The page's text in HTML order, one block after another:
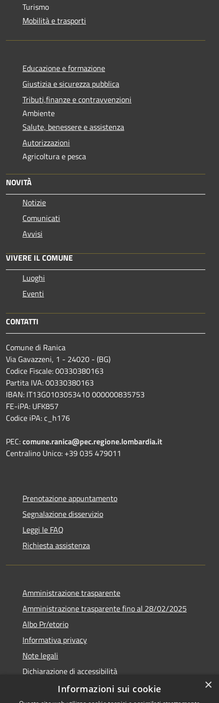
Turismo
Mobilità e trasporti
Educazione e formazione
Giustizia e sicurezza pubblica
Tributi,finanze e contravvenzioni
Ambiente
Salute, benessere e assistenza
Autorizzazioni
Agricoltura e pesca
NOVITÀ
Notizie
Comunicati
Avvisi
VIVERE IL COMUNE
Luoghi
Eventi
CONTATTI
Comune di Ranica
Via Gavazzeni, 1 - 24020 - (BG)
Codice Fiscale: 00330380163
Partita IVA: 00330380163
IBAN: IT13G0103053410 000000835753
FE-iPA: UFK857
Codice iPA: c_h176
PEC:comune.ranica@pec.regione.lombardia.it
Centralino Unico: +39 035 479011
Prenotazione appuntamento
Segnalazione disservizio
Leggi le FAQ
Richiesta assistenza
Amministrazione trasparente
Amministrazione trasparente fino al 28/02/2025
Albo Pr/etorio
Informativa privacy
Note legali
Dichiarazione di accessibilità
Obiettivi di accessibilità
×
Informazioni sui cookie